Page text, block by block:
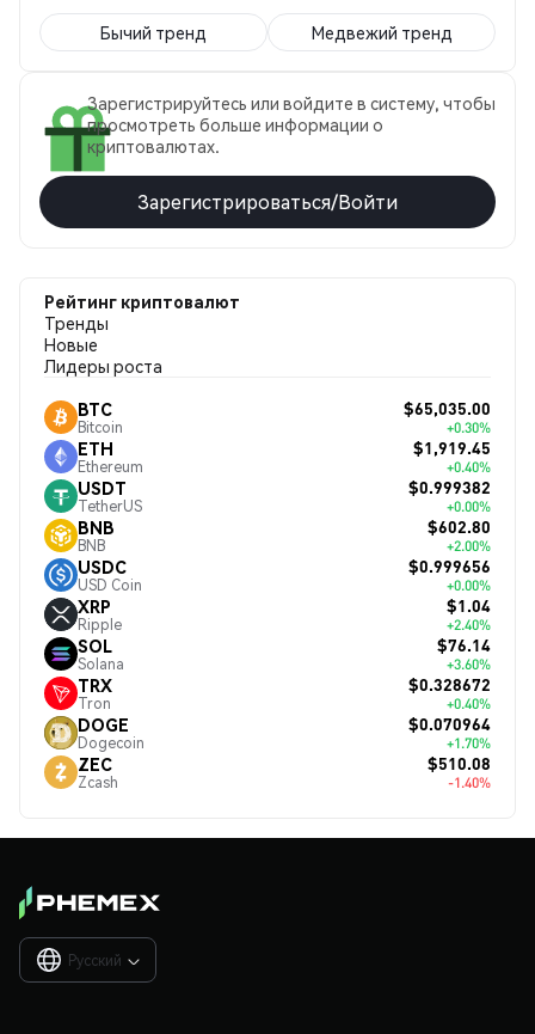
Бычий тренд Медвежий тренд
Зарегистрируйтесь или войдите в систему, чтобы
просмотреть больше информации о
криптовалютах.
Зарегистрироваться/Войти
Рейтинг криптовалют
Тренды
Новые
Лидеры роста
BTC
Bitcoin
$65,035.00
+0.30%
ETH
Ethereum
$1,919.45
+0.40%
USDT
TetherUS
$0.999382
+0.00%
BNB
BNB
$602.80
+2.00%
USDC
USD Coin
$0.999656
+0.00%
XRP
Ripple
$1.04
+2.40%
SOL
Solana
$76.14
+3.60%
TRX
Tron
$0.328672
+0.40%
DOGE
Dogecoin
$0.070964
+1.70%
ZEC
Zcash
$510.08
-1.40%
Русский 